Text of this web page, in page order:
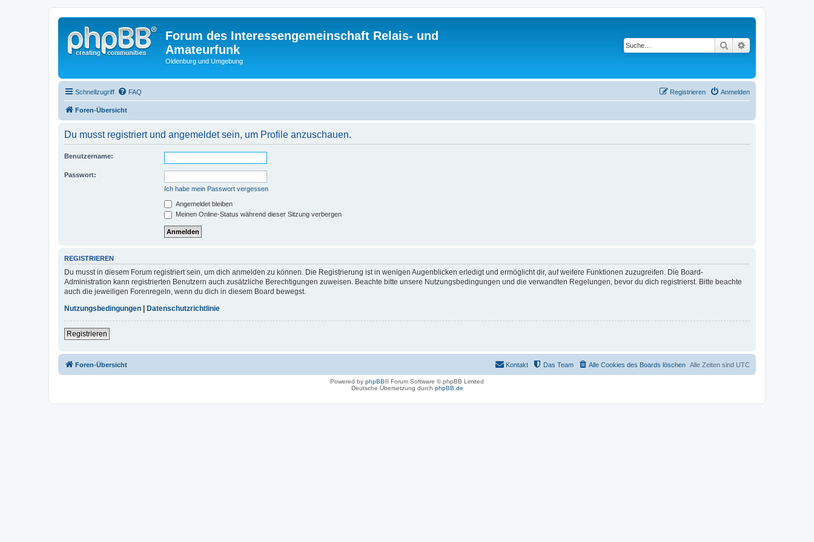
Forum des Interessengemeinschaft Relais- und
Amateurfunk
Oldenburg und Umgebung
Suche
Schnellzugriff FAQ Anmelden
Registrieren
Foren-Übersicht
Du musst registriert und angemeldet sein, um Profile anzuschauen.
Benutzername:
Passwort:
Ich habe mein Passwort vergessen
Angemeldet bleiben
Meinen Online-Status während dieser Sitzung verbergen
REGISTRIEREN
Du musst in diesem Forum registriert sein, um dich anmelden zu können. Die Registrierung ist in wenigen Augenblicken erledigt und ermöglicht dir, auf weitere Funktionen zuzugreifen. Die Board-
Administration kann registrierten Benutzern auch zusätzliche Berechtigungen zuweisen. Beachte bitte unsere Nutzungsbedingungen und die verwandten Regelungen, bevor du dich registrierst. Bitte beachte
auch die jeweiligen Forenregeln, wenn du dich in diesem Board bewegst.
Nutzungsbedingungen
Datenschutzrichtlinie
Registrieren
Foren-Übersicht Alle Zeiten sind UTC
Alle Cookies des Boards löschen
Das Team
Kontakt
Powered by phpBB® Forum Software © phpBB Limited
Deutsche Übersetzung durch phpBB.de